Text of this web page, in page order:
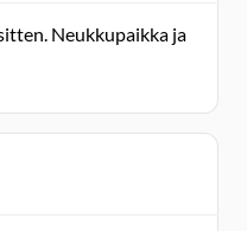
Neukkupaikka ja